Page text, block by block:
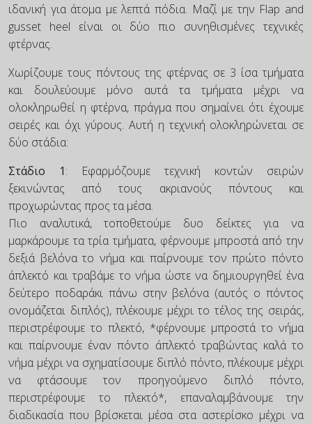
ιδανική για άτομα με λεπτά πόδια. Μαζί με την Flap and
gusset heel είναι οι δύο πιο συνηθισμένες τεχνικές
φτέρνας.
Χωρίζουμε τους πόντους της φτέρνας σε 3 ίσα τμήματα
και δουλεύουμε μόνο αυτά τα τμήματα μέχρι να
ολοκληρωθεί η φτέρνα, πράγμα που σημαίνει ότι έχουμε
σειρές και όχι γύρους. Αυτή η τεχνική ολοκληρώνεται σε
δύο στάδια:
Στάδιο 1: Εφαρμόζουμε τεχνική κοντών σειρών
ξεκινώντας από τους ακριανούς πόντους και
προχωρώντας προς τα μέσα.
Πιο αναλυτικά, τοποθετούμε δυο δείκτες για να
μαρκάρουμε τα τρία τμήματα, φέρνουμε μπροστά από την
δεξιά βελόνα το νήμα και παίρνουμε τον πρώτο πόντο
άπλεκτό και τραβάμε το νήμα ώστε να δημιουργηθεί ένα
δεύτερο ποδαράκι πάνω στην βελόνα (αυτός ο πόντος
ονομάζεται διπλός), πλέκουμε μέχρι το τέλος της σειράς,
περιστρέφουμε το πλεκτό, *φέρνουμε μπροστά το νήμα
και παίρνουμε έναν πόντο άπλεκτό τραβώντας καλά το
νήμα μέχρι να σχηματίσουμε διπλό πόντο, πλέκουμε μέχρι
να φτάσουμε τον προηγούμενο διπλό πόντο,
περιστρέφουμε το πλεκτό*, επαναλαμβάνουμε την
διαδικασία που βρίσκεται μέσα στα αστερίσκο μέχρι να